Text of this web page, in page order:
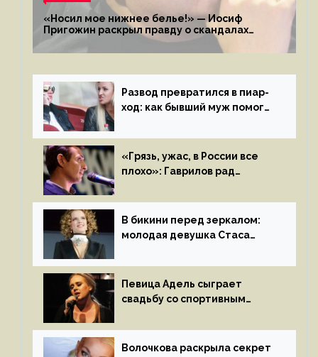
«Носил мое нижнее белье!» — Иосиф
Пригожин раскрыл правду о скандалах
с мужем своей экс-жены
Развод превратился в пиар-
ход: как бывший муж помог
«Грязь, ужас, в России все
плохо»: Гаврилов рад
иноагентов
В бикини перед зеркалом:
молодая девушка Стаса
на камеру
Певица Адель сыграет
свадьбу со спортивным
летом
Волочкова раскрыла секрет